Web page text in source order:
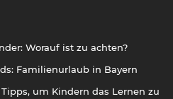
Worauf ist zu achten?
Familienurlaub in Bayern
um Kindern das Lernen zu